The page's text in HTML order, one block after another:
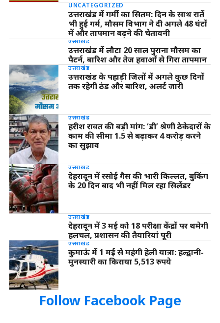
UNCATEGORIZED
उत्तराखंड में गर्मी का सितम: दिन के साथ रातें
भी हुईं गर्म, मौसम विभाग ने दी अगले 48 घंटों
में और तापमान बढ़ने की चेतावनी
उत्तराखंड
उत्तराखंड में लौटा 20 साल पुराना मौसम का
पैटर्न, बारिश और तेज हवाओं से गिरा तापमान
उत्तराखंड
उत्तराखंड के पहाड़ी जिलों में अगले कुछ दिनों
तक रहेगी ठंड और बारिश, अलर्ट जारी
उत्तराखंड
हरीश रावत की बड़ी मांग: ‘डी’ श्रेणी ठेकेदारों के
काम की सीमा 1.5 से बढ़ाकर 4 करोड़ करने
का सुझाव
उत्तराखंड
देहरादून में रसोई गैस की भारी किल्लत, बुकिंग
के 20 दिन बाद भी नहीं मिल रहा सिलेंडर
उत्तराखंड
देहरादून में 3 मई को 18 परीक्षा केंद्रों पर थमेगी
हलचल, प्रशासन की तैयारियां पूरी
उत्तराखंड
कुमाऊं में 1 मई से महंगी हेली यात्रा: हल्द्वानी-
मुनस्यारी का किराया 5,513 रुपये
Follow Facebook Page